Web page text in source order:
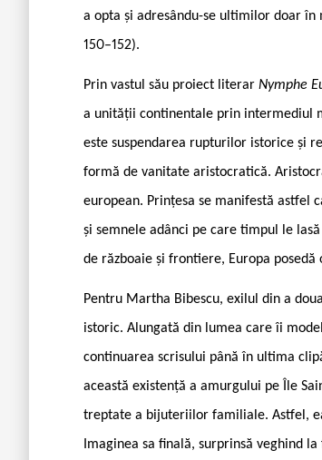
a opta și adresându-se ultimilor doar în
150–152).
Prin vastul său proiect literar Nymphe
a unității continentale prin intermediul
este suspendarea rupturilor istorice și
formă de vanitate aristocratică.
european. Prințesa se manifestă astfel
și semnele adânci pe care timpul le
de războaie și frontiere, Europa
Pentru Martha Bibescu, exilul din a
istoric. Alungată din lumea care îi
continuarea scrisului până în ultima
această existență a amurgului pe Île
treptate a bijuteriilor familiale. Astfel,
Imaginea sa finală, surprinsă veghind